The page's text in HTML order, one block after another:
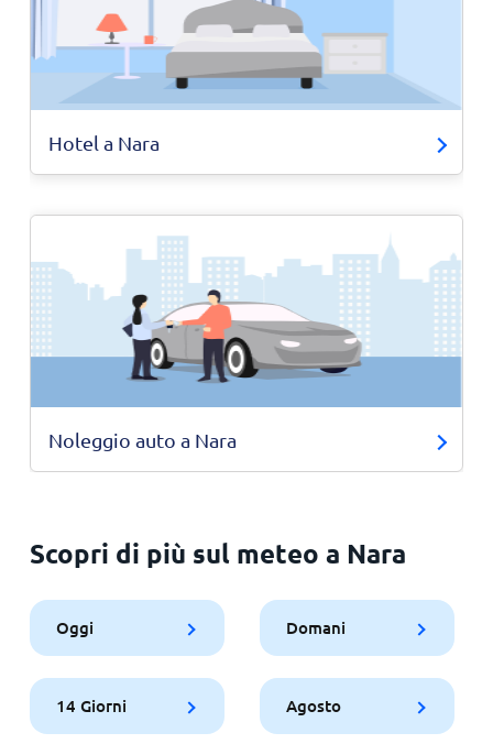
Hotel a Nara
Noleggio auto a Nara
Scopri di più sul meteo a Nara
Oggi Domani
14 Giorni Agosto